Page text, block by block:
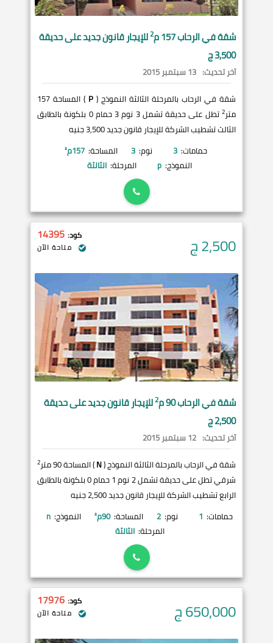
شقة فيالرحاب 2للإيجار قانون جديد على حديقة
3,500 ج
آخر تحديث: 13 سبتمبر 2015
شقة في الرحاب بالمرحلة الثالثة النموذج ( P
) المساحة 157
متر2
تطل على حديقة تشمل 3 نوم 3 حمام 0 بلكونة بالطابق
الثالث تشطيب الشركة للإيجار قانون جديد 3,500 جنيه
حمامات: 3 نوم: 3 المساحة: 157م²
النموذج: p المرحلة: الثالثة
2,500ج كود: 14395
متاحة الآن
شقة فيالرحاب90 م 2للإيجار قانون جديد على حديقة
2,500 ج
آخر تحديث: 12 سبتمبر 2015
شقة في الرحاب بالمرحلة الثالثة النموذج (N) المساحة 90 متر 2
شرقي تطل على حديقة تشمل 2 نوم 1 حمام 0 بلكونة بالطابق
الرابع تشطيب الشركة للإيجار قانون جديد 2,500 جنيه
حمامات: 1 نوم: 2 المساحة: 90م² النموذج: n
المرحلة: الثالثة
650,000ج كود: 17976
متاحة الآن